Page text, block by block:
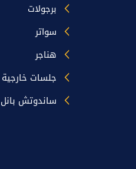
برجولات
سواتر
هناجر
جلسات خارجية
ساندوتش بانل